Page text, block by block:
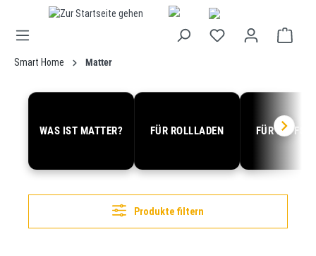
springen
Smart Home Matter
WAS IST MATTER? FÜR ROLLLADEN FÜR
Produkte filtern